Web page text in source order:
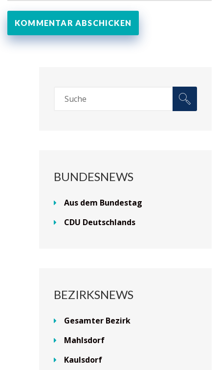
BUNDESNEWS
Aus dem Bundestag
CDU Deutschlands
BEZIRKSNEWS
Gesamter Bezirk
Mahlsdorf
Kaulsdorf